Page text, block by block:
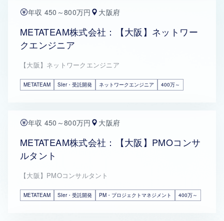
年収 450～800万円 大阪府
METATEAM株式会社：【大阪】ネットワー
クエンジニア
【大阪】ネットワークエンジニア
METATEAM SIer・受託開発 ネットワークエンジニア 400万～
年収 450～800万円 大阪府
METATEAM株式会社：【大阪】PMOコンサ
ルタント
【大阪】PMOコンサルタント
METATEAM SIer・受託開発 PM・プロジェクトマネジメント 400万～